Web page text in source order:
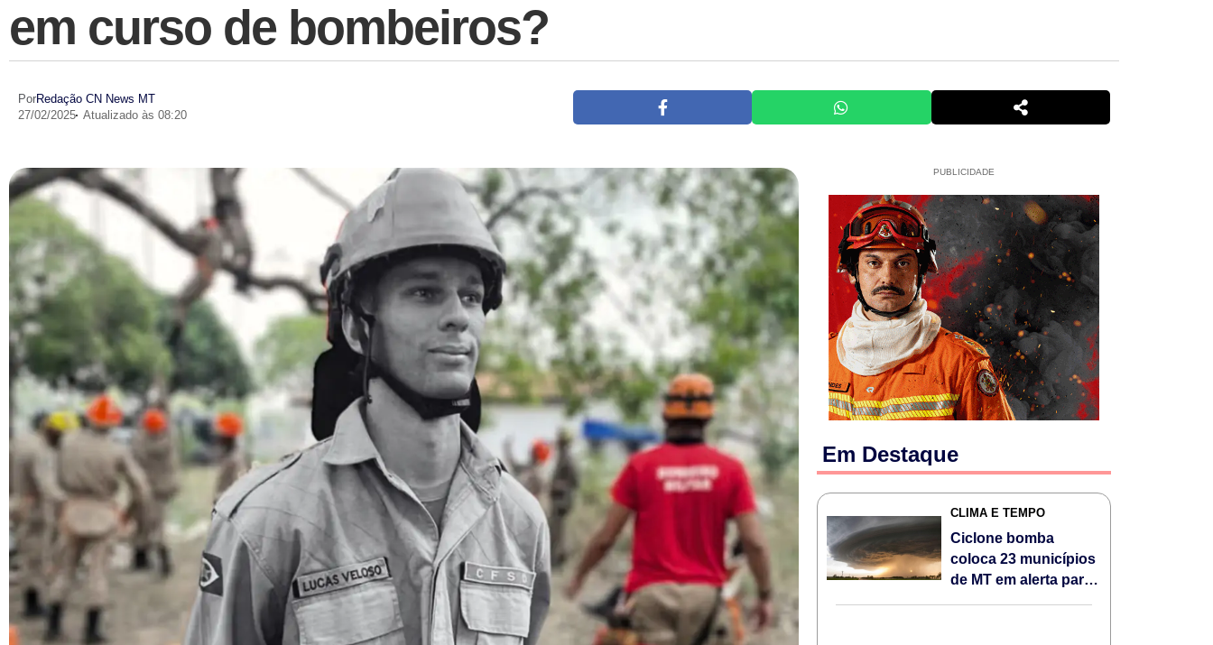
em curso de bombeiros?
PorRedação CN News MT
27/02/2025 Atualizado às 08:20
PUBLICIDADE
Em Destaque
CLIMA E TEMPO
Ciclone bomba
coloca 23 municípios
de MT em alerta para